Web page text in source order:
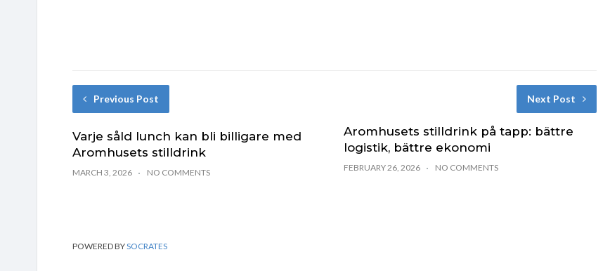
Previous Post
Varje såld lunch kan bli billigare med
Aromhusets stilldrink
MARCH 3, 2026 NO COMMENTS
Next Post
Aromhusets stilldrink på tapp: bättre
logistik, bättre ekonomi
FEBRUARY 26, 2026 NO COMMENTS
POWERED BYSOCRATES